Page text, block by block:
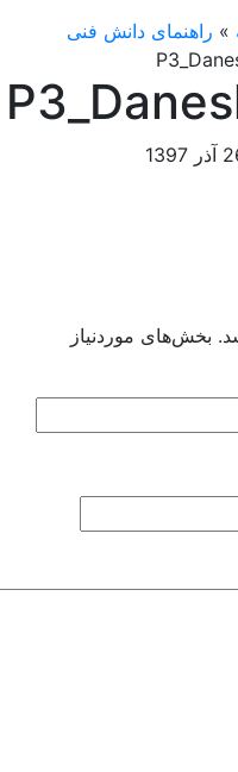
دانش فنی
موردنیاز